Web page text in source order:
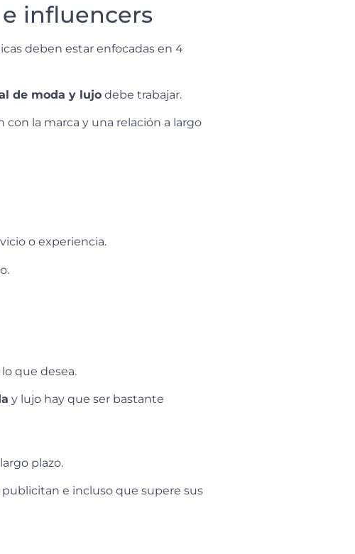
influencers
deben estar enfocadas en 4
de moda y lujo debe trabajar.
la marca y una relación a largo
o experiencia.
que desea.
y lujo hay que ser bastante
plazo.
e incluso que supere sus